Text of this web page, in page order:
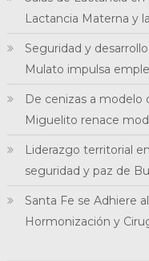
Lactancia Materna y
Seguridad y
Mulato impulsa
De cenizas a modelo
Miguelito renace
Liderazgo territorial
seguridad y paz de
Santa Fe se Adhiere
Hormonización y